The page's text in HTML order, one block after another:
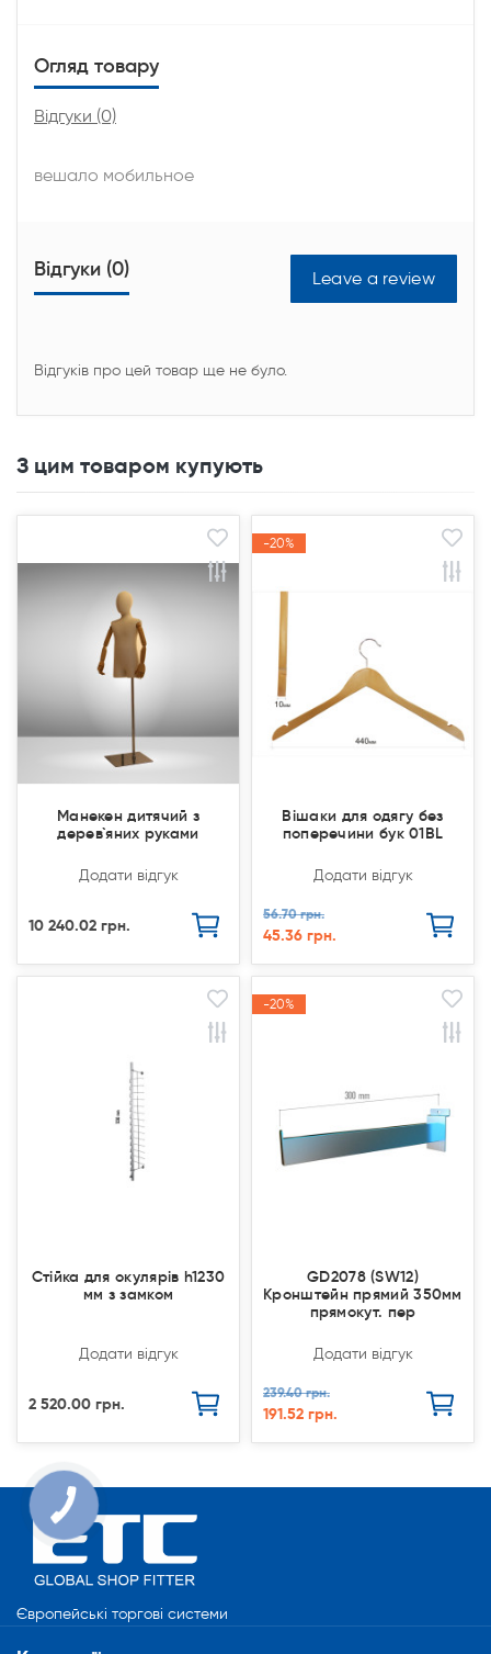
Огляд товару
Відгуки (0)
вешало мобильное
Відгуки (0) Leave a review
Відгуків про цей товар ще не було.
З цим товаром купують
Манекен дитячий з
дерев`яних руками
Додати відгук
10 240.02 грн.
-20%
-20%
Вішаки для одягу без
поперечини бук 01ВL
Додати відгук
56.70 грн.
45.36 грн.
Стійка для окулярів h1230
мм з замком
Додати відгук
2 520.00 грн.
-20%
-20%
GD2078 (SW12)
Кронштейн прямий 350мм
прямокут. пер
Додати відгук
239.40 грн.
191.52 грн.
Європейські торгові системи
КНОПКА
СВЯЗИ